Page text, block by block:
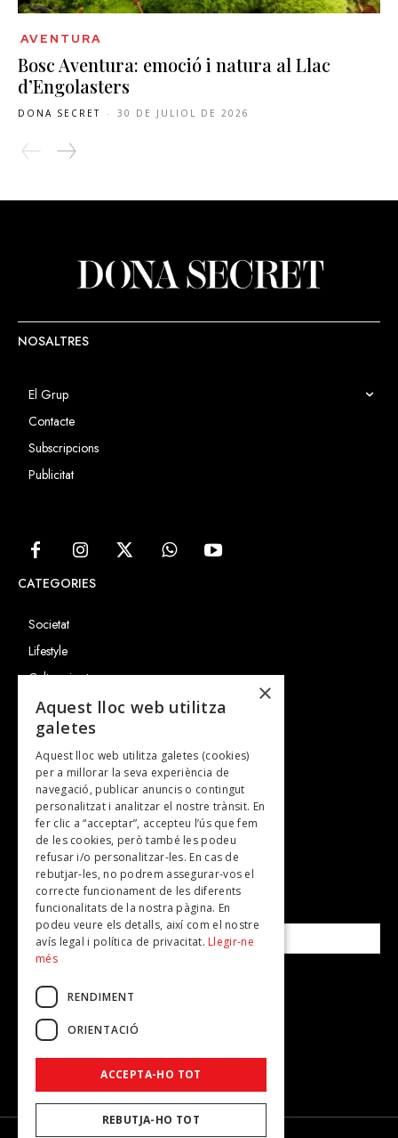
AVENTURA
Bosc Aventura: emoció i natura al Llac
d’Engolasters
DONA SECRET - 30 DE JULIOL DE 2026
NOSALTRES
El Grup
Contacte
Subscripcions
Publicitat
CATEGORIES
Societat
Lifestyle
Cultura i art
Entrevistes
Gastronomia
TV
Plans per fer
Revistes
SUBSCRIU-TE A LA NOSTRA NEWSLETTER!
Correu electrònic*
Accepto lapolítica de privacitat
×
Aquest lloc web utilitza
galetes
Aquest lloc web utilitza galetes (cookies)
per a millorar la seva experiència de
navegació, publicar anuncis o contingut
personalitzat i analitzar el nostre trànsit. En
fer clic a “acceptar”, accepteu l’ús que fem
de les cookies, però també les podeu
refusar i/o personalitzar-les. En cas de
rebutjar-les, no podrem assegurar-vos el
correcte funcionament de les diferents
funcionalitats de la nostra pàgina. En
podeu veure els detalls, així com el nostre
avís legal i política de privacitat. Llegir-ne
més
RENDIMENT
ORIENTACIÓ
ACCEPTA-HO TOT
REBUTJA-HO TOT